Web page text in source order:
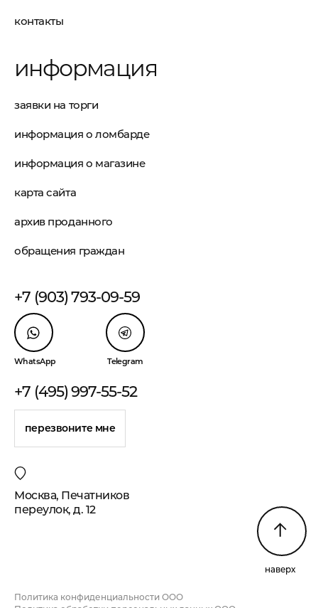
контакты
информация
заявки на торги
информация о ломбарде
информация о магазине
карта сайта
архив проданного
обращения граждан
+7 (903) 793-09-59
WhatsApp Telegram
+7 (495) 997-55-52
перезвоните мне
Москва, Печатников
переулок, д. 12
наверх
Политика конфиденциальности ООО